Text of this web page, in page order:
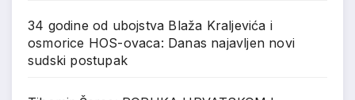
34 godine od ubojstva Blaža Kraljevića i
osmorice HOS-ovaca: Danas najavljen novi
sudski postupak